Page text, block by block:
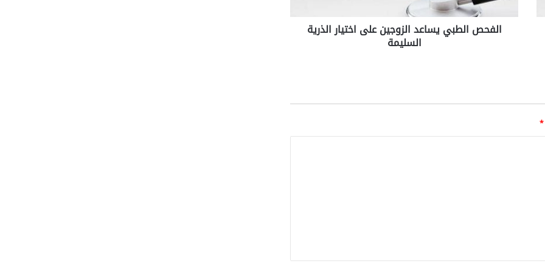
ب
ا
ت
الفحص الطبي يساعد الزوجين على اختيار الذرية
السليمة
*